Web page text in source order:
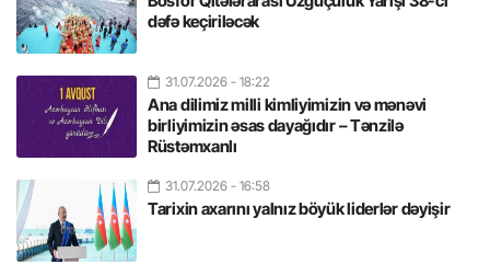
dəfə keçiriləcək
31.07.2026 - 18:22
Ana dilimiz milli kimliyimizin və mənəvi
birliyimizin əsas dayağıdır – Tənzilə
Rüstəmxanlı
31.07.2026 - 16:58
Tarixin axarını yalnız böyük liderlər dəyişir